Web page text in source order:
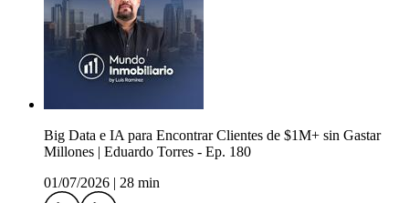
Big Data e IA para Encontrar Clientes de $1M+ sin Gastar
Millones | Eduardo Torres - Ep. 180
01/07/2026
28 min